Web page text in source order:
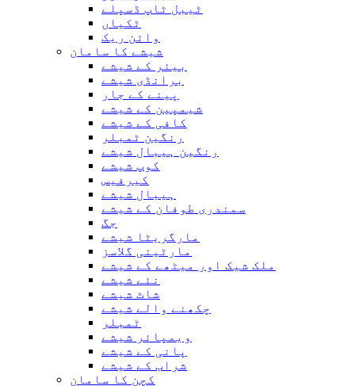
ٹیبل ٹاپ ڈسپلے
ٹکیاں
وائن ریک
شیشے کا سامان
بیئر کے شیشے
برانڈی شیشے
پینے کے جار
شیمپین کے شیشے
کافی کے شیشے
رنگین ٹمبلر
رنگین ہیبال شیشے
کوپ شیشے
کیرفیس
ہیبال شیشے
سمندری طوفان کے شیشے
جگ
مارگریٹا شیشے
مارٹینی گلاسز
ملک شیک اور میٹھے کے شیشے
نئے شیشے
شاٹ شیشے
چکھنے والے شیشے
ٹمبلر
ویمپائر شیشے
پانی کے شیشے
شراب کے شیشے
کچن کا سامان